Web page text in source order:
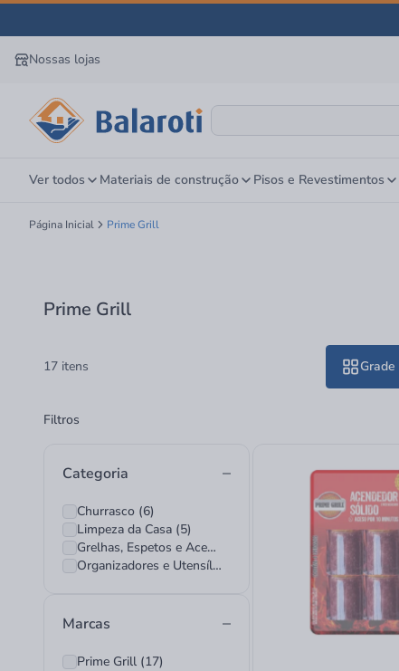
Nossas lojas
Ver todos Materiais de construção Pisos e Revestimentos
Página Inicial Prime Grill
Prime Grill
17 itens Grade
Filtros
Categoria
Churrasco (6)
Grelhas, Espetos e Acessórios (1)
Limpeza da Casa (5)
Organizadores e Utensílios (5)
Marcas
Prime Grill (17)